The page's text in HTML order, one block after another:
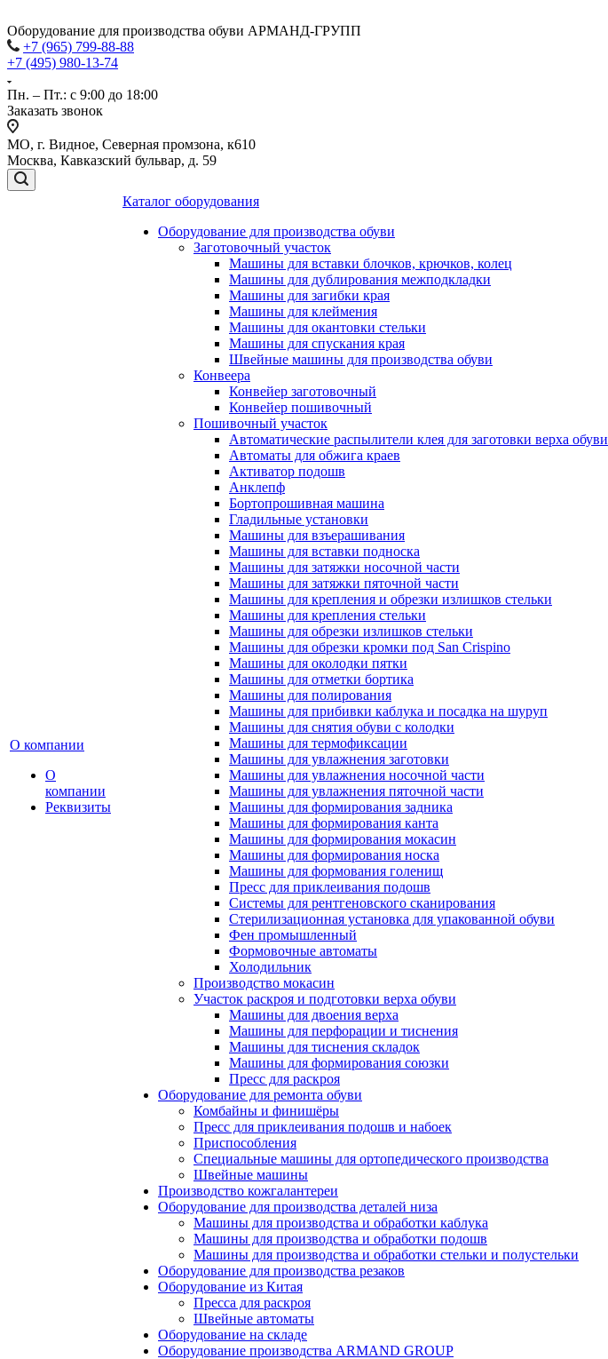
Оборудование для производства обуви АРМАНД-ГРУПП
+7 (965) 799-88-88
+7 (495) 980-13-74
Пн. – Пт.: с 9:00 до 18:00
Заказать звонок
МО, г. Видное, Северная промзона, к610
Москва, Кавказский бульвар, д. 59
О компании
О
компании
Реквизиты
Каталог оборудования
Оборудование для производства обуви
Заготовочный участок
Машины для вставки блочков, крючков, колец
Машины для дублирования межподкладки
Машины для загибки края
Машины для клеймения
Машины для окантовки стельки
Машины для спускания края
Швейные машины для производства обуви
Конвеера
Конвейер заготовочный
Конвейер пошивочный
Пошивочный участок
Автоматические распылители клея для заготовки верха обуви
Автоматы для обжига краев
Активатор подошв
Анклепф
Бортопрошивная машина
Гладильные установки
Машины для взъерашивания
Машины для вставки подноска
Машины для затяжки носочной части
Машины для затяжки пяточной части
Машины для крепления и обрезки излишков стельки
Машины для крепления стельки
Машины для обрезки излишков стельки
Машины для обрезки кромки под San Crispino
Машины для околодки пятки
Машины для отметки бортика
Машины для полирования
Машины для прибивки каблука и посадка на шуруп
Машины для снятия обуви с колодки
Машины для термофиксации
Машины для увлажнения заготовки
Машины для увлажнения носочной части
Машины для увлажнения пяточной части
Машины для формирования задника
Машины для формирования канта
Машины для формирования мокасин
Машины для формирования носка
Машины для формования голенищ
Пресс для приклеивания подошв
Системы для рентгеновского сканирования
Стерилизационная установка для упакованной обуви
Фен промышленный
Формовочные автоматы
Холодильник
Производство мокасин
Участок раскроя и подготовки верха обуви
Машины для двоения верха
Машины для перфорации и тиснения
Машины для тиснения складок
Машины для формирования союзки
Пресс для раскроя
Оборудование для ремонта обуви
Комбайны и финишёры
Пресс для приклеивания подошв и набоек
Приспособления
Специальные машины для ортопедического производства
Швейные машины
Производство кожгалантереи
Оборудование для производства деталей низа
Машины для производства и обработки каблука
Машины для производства и обработки подошв
Машины для производства и обработки стельки и полустельки
Оборудование для производства резаков
Оборудование из Китая
Пресса для раскроя
Швейные автоматы
Оборудование на складе
Оборудование производства ARMAND GROUP